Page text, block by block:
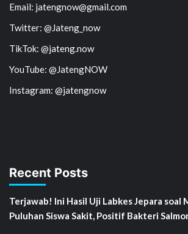
Email: jatengnow@gmail.com
Twitter: @Jateng_now
TikTok: @jateng.now
YouTube: @JatengNOW
Instagram: @jatengnow
Recent Posts
Terjawab! Ini Hasil Uji Labkes Jepara soal
Puluhan Siswa Sakit, Positif Bakteri